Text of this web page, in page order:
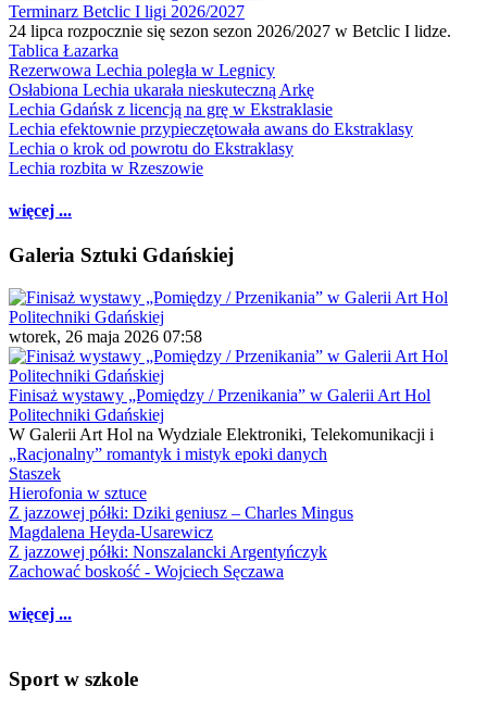
Terminarz Betclic I ligi 2026/2027
24 lipca rozpocznie się sezon sezon 2026/2027 w Betclic I lidze.
Tablica Łazarka
Rezerwowa Lechia poległa w Legnicy
Osłabiona Lechia ukarała nieskuteczną Arkę
Lechia Gdańsk z licencją na grę w Ekstraklasie
Lechia efektownie przypieczętowała awans do Ekstraklasy
Lechia o krok od powrotu do Ekstraklasy
Lechia rozbita w Rzeszowie
więcej ...
Galeria Sztuki Gdańskiej
wtorek, 26 maja 2026 07:58
Finisaż wystawy „Pomiędzy / Przenikania” w Galerii Art Hol
Politechniki Gdańskiej
W Galerii Art Hol na Wydziale Elektroniki, Telekomunikacji i
„Racjonalny” romantyk i mistyk epoki danych
Staszek
Hierofonia w sztuce
Z jazzowej półki: Dziki geniusz – Charles Mingus
Magdalena Heyda-Usarewicz
Z jazzowej półki: Nonszalancki Argentyńczyk
Zachować boskość - Wojciech Sęczawa
więcej ...
Sport w szkole